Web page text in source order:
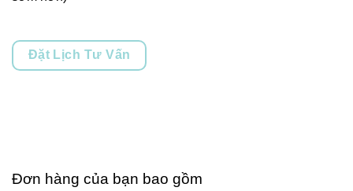
Đặt Lịch Tư Vấn
Đơn hàng của bạn bao gồm